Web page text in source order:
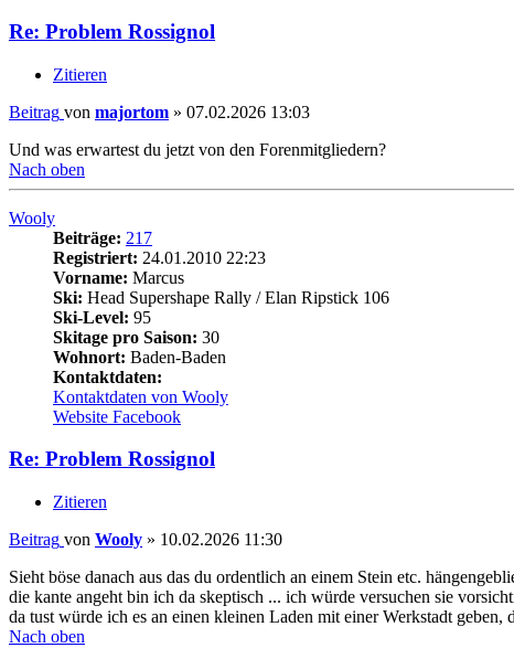
Re: Problem Rossignol
Zitieren
Beitrag von majortom » 07.02.2026 13:03
Und was erwartest du jetzt von den Forenmitgliedern?
Nach oben
Wooly
Beiträge: 217
Registriert: 24.01.2010 22:23
Vorname: Marcus
Ski: Head Supershape Rally / Elan Ripstick 106
Ski-Level: 95
Skitage pro Saison: 30
Wohnort: Baden-Baden
Kontaktdaten:
Kontaktdaten von Wooly
Website Facebook
Re: Problem Rossignol
Zitieren
Beitrag von Wooly » 10.02.2026 11:30
Sieht böse danach aus das du ordentlich an einem Stein etc.
die kante angeht bin ich da skeptisch ... ich würde versuchen sie
da tust würde ich es an einen kleinen Laden mit einer Werkstadt
Nach oben